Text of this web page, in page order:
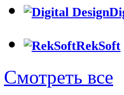
RekSoft
Смотреть все